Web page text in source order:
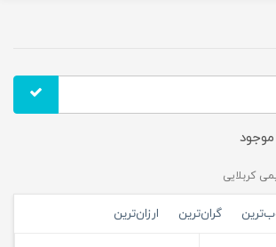
کربلایی
گران‌ترین ارزان‌ترین